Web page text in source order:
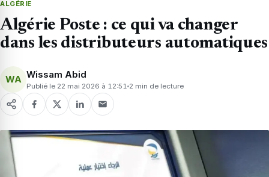
ALGÉRIE
Algérie Poste : ce qui va changer
dans les distributeurs automatiques
WA Wissam Abid
Publié le 22 mai 2026 à 12:51 2 min de lecture